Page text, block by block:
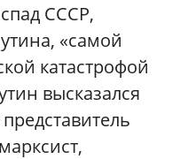
СССР,
«самой
катастрофой
высказался